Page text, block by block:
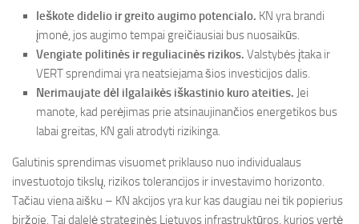
Ieškote didelio ir greito augimo potencialo. KN yra brandi
įmonė, jos augimo tempai greičiausiai bus nuosaikūs.
Vengiate politinės ir reguliacinės rizikos. Valstybės įtaka ir
VERT sprendimai yra neatsiejama šios investicijos dalis.
Nerimaujate dėl ilgalaikės iškastinio kuro ateities. Jei
manote, kad perėjimas prie atsinaujinančios energetikos bus
labai greitas, KN gali atrodyti rizikinga.
Galutinis sprendimas visuomet priklauso nuo individualaus
investuotojo tikslų, rizikos tolerancijos ir investavimo horizonto.
Tačiau viena aišku – KN akcijos yra kur kas daugiau nei tik popierius
biržoje. Tai dalelė strateginės Lietuvos infrastruktūros, kurios vertė